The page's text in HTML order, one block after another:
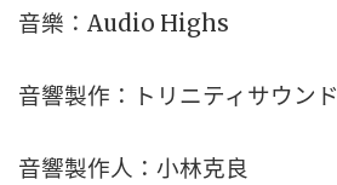
音樂：Audio Highs
音響製作：トリニティサウンド
音響製作人：小林克良